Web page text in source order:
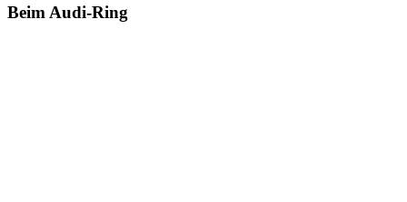
Beim Audi-Ring